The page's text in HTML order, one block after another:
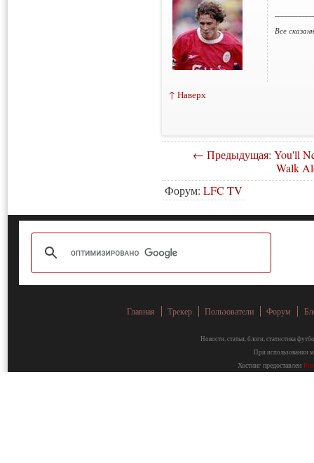
Все
↑ Наверх
← Предыдущая: You'll
Walk
Форум: LFC TV
Главная Трекер Пользователи Форум
Новости, статьи, блоги, статистика
При использовании
Хостинг предоставлен